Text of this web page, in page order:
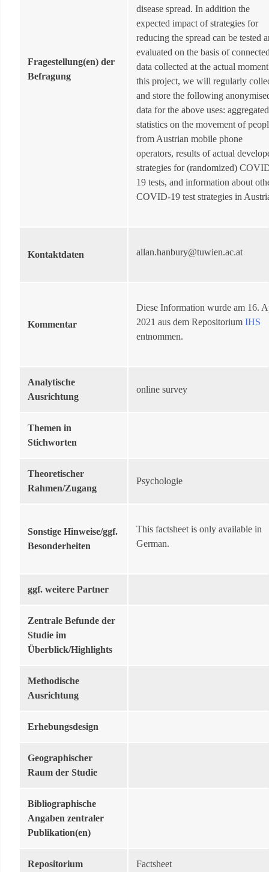
Fragestellung(en) der
Befragung
disease spread. In addition the
expected impact of strategies for
reducing the spread can be tested
evaluated on the basis of
data collected at the actual
this project, we will regularly
and store the following
data for the above uses: aggregated
statistics on the movement of
from Austrian mobile phone
operators, results of actual
strategies for (randomized)
19 tests, and information about
COVID-19 test strategies in
Kontaktdaten allan.hanbury@tuwien.ac.at
Kommentar
Diese Information wurde am 16.
2021 aus dem Repositorium IHS
entnommen.
Analytische
Ausrichtung
online survey
Themen in
Stichworten
Theoretischer
Rahmen/Zugang
Psychologie
Sonstige Hinweise/ggf.
Besonderheiten
This factsheet is only available in
German.
ggf. weitere Partner
Zentrale Befunde der
Studie im
Überblick/Highlights
Methodische
Ausrichtung
Erhebungsdesign
Geographischer
Raum der Studie
Bibliographische
Angaben zentraler
Publikation(en)
Repositorium Factsheet